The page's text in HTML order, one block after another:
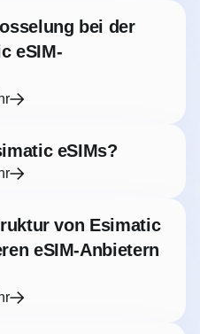
bei der
eSIM-
eSIMs?
von Esimatic
eSIM-Anbietern